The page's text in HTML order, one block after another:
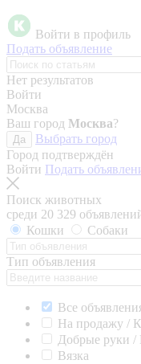
Войти в профиль
Подать объявление
Нет результатов
Войти
Москва
Ваш город Москва?
Да
Выбрать город
Город подтверждён
Войти Подать
Поиск животных
среди 20 329
Кошки
Собаки
Тип объявления
Все
На продажу /
Добрые руки /
Вязка